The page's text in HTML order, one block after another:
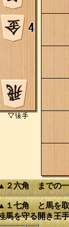
▲２六角 までの
１七角 と馬を取
馬を守る開き王